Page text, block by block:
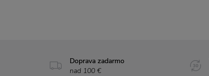
Doprava zadarmo
nad 100 €